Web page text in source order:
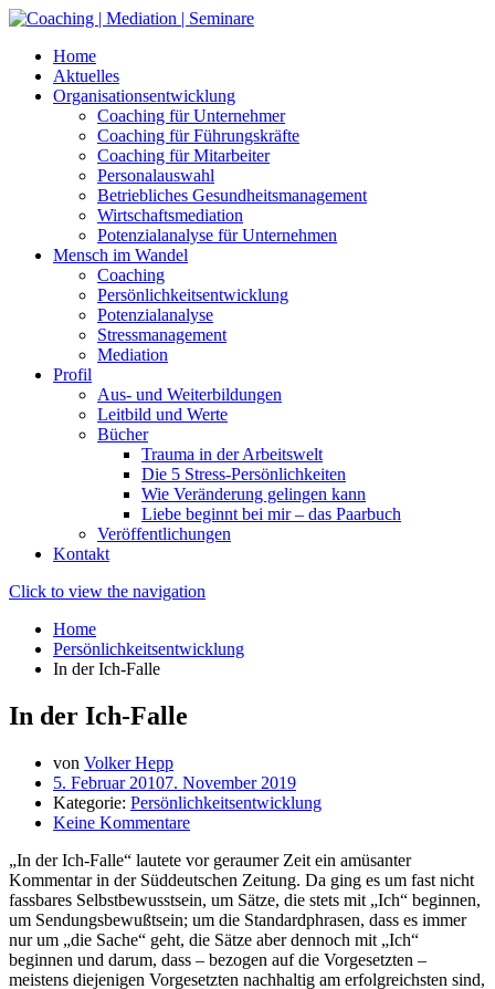
Skip
contentHome
Aktuelles
Organisationsentwicklung
Coaching für Unternehmer
Coaching für Führungskräfte
Coaching für Mitarbeiter
Personalauswahl
Betriebliches Gesundheitsmanagement
Wirtschaftsmediation
Potenzialanalyse für Unternehmen
Mensch im Wandel
Coaching
Persönlichkeitsentwicklung
Potenzialanalyse
Stressmanagement
Mediation
Profil
Aus- und Weiterbildungen
Leitbild und Werte
Bücher
Trauma in der Arbeitswelt
Die 5 Stress-Persönlichkeiten
Wie Veränderung gelingen kann
Liebe beginnt bei mir – das Paarbuch
Veröffentlichungen
Kontakt
Click to view the navigation
Home
Persönlichkeitsentwicklung
In der Ich-Falle
In der Ich-Falle
von Volker Hepp
5. Februar 20107. November 2019
Kategorie: Persönlichkeitsentwicklung
Keine Kommentare
„In der Ich-Falle“ lautete vor geraumer Zeit ein amüsanter
Kommentar in der Süddeutschen Zeitung. Da ging es um fast nicht
fassbares Selbstbewusstsein, um Sätze, die stets mit „Ich“ beginnen,
um Sendungsbewußtsein; um die Standardphrasen, dass es immer
nur um „die Sache“ geht, die Sätze aber dennoch mit „Ich“
beginnen und darum, dass – bezogen auf die Vorgesetzten –
meistens diejenigen Vorgesetzten nachhaltig am erfolgreichsten sind,